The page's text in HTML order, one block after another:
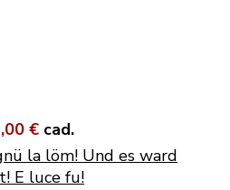
€ cad.
la löm! Und es ward
E luce fu!